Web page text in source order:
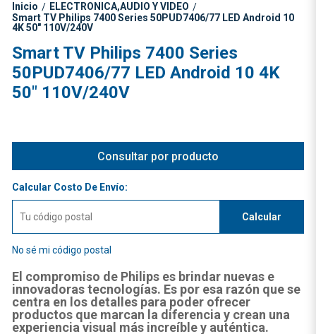
Inicio / ELECTRONICA,AUDIO Y VIDEO /
Smart TV Philips 7400 Series 50PUD7406/77 LED Android 10
4K 50" 110V/240V
Smart TV Philips 7400 Series
50PUD7406/77 LED Android 10 4K
50" 110V/240V
Consultar por producto
Calcular Costo De Envío:
Calcular
No sé mi código postal
El compromiso de Philips es brindar nuevas e
innovadoras tecnologías. Es por esa razón que se
centra en los detalles para poder ofrecer
productos que marcan la diferencia y crean una
experiencia visual más increíble y auténtica.